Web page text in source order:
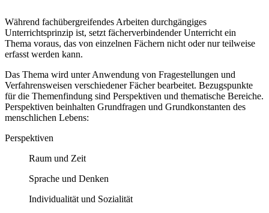
Während fachübergreifendes Arbeiten durchgängiges
Unterrichtsprinzip ist, setzt fächerverbindender Unterricht ein
Thema voraus, das von einzelnen Fächern nicht oder nur teilweise
erfasst werden kann.
Das Thema wird unter Anwendung von Fragestellungen und
Verfahrensweisen verschiedener Fächer bearbeitet. Bezugspunkte
für die Themenfindung sind Perspektiven und thematische Bereiche.
Perspektiven beinhalten Grundfragen und Grundkonstanten des
menschlichen Lebens:
Perspektiven
Raum und Zeit
Sprache und Denken
Individualität und Sozialität